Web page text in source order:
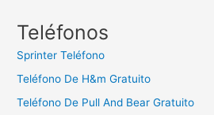
c
:
Teléfonos
Sprinter Teléfono
Teléfono De H&m Gratuito
Teléfono De Pull And Bear Gratuito